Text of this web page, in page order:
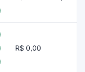
R$ 0,00